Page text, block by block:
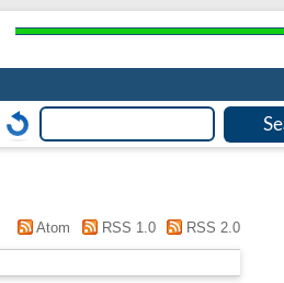
Atom RSS 1.0 RSS 2.0